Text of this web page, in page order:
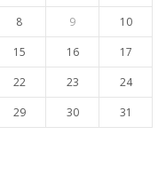
8 9
10
15 16
17
22 23
24
29 30 31